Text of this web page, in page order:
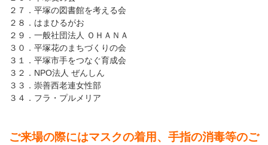
２７．平塚の図書館を考える会
２８．はまひるがお
２９．一般社団法人 ＯＨＡＮＡ
３０．平塚花のまちづくりの会
３１．平塚市手をつなぐ育成会
３２．NPO法人 ぜんしん
３３．崇善西老連女性部
３４．フラ・プルメリア
ご来場の際にはマスクの着用、手指の消毒等のご